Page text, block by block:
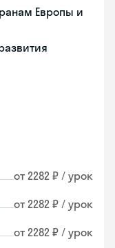
Европы и
от 2282 ₽ / урок
от 2282 ₽ / урок
от 2282 ₽ / урок